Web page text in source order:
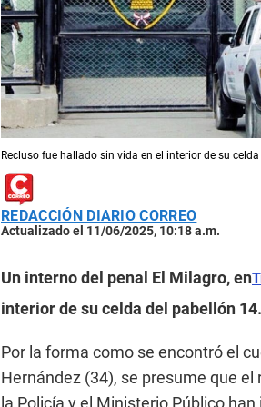
Recluso fue hallado sin vida en el interior de su
REDACCIÓN DIARIO CORREO
Actualizado el 11/06/2025, 10:18 a.m.
Un interno del penal El Milagro, en
interior de su celda del pabellón 14.
Por la forma como se encontró el
Hernández (34), se presume que
la Policía y el Ministerio Público